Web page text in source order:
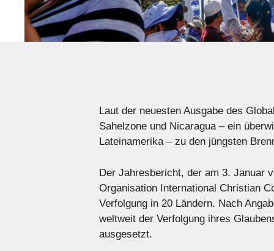
Laut der neuesten Ausgabe des
Sahelzone und Nicaragua – ein
Lateinamerika – zu den jüngsten
Der Jahresbericht, der am 3. Januar
Organisation International Christian
Verfolgung in 20 Ländern. Nach
weltweit der Verfolgung ihres
ausgesetzt.